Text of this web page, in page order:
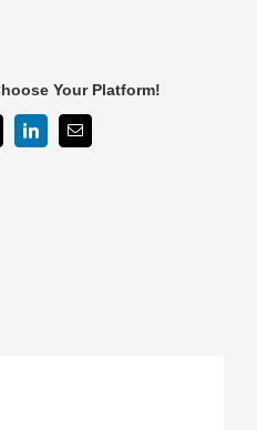
Your Platform!
LinkedInEmail